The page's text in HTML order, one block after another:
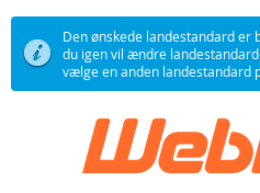
Den ønskede landestandard er
du igen vil ændre
vælge en anden landestandard